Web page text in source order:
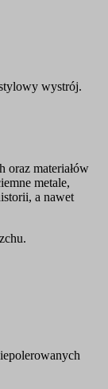
wystrój.
oraz materiałów
metale,
a nawet